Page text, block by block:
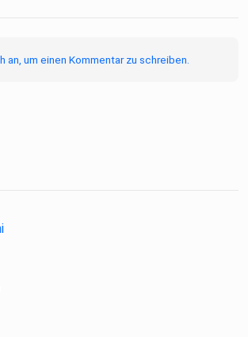
an, um einen Kommentar zu schreiben.